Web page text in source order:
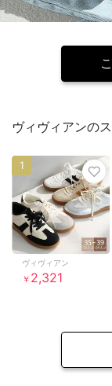
ヴィヴィアンの
ヴィヴィアン
￥ 2,321
1